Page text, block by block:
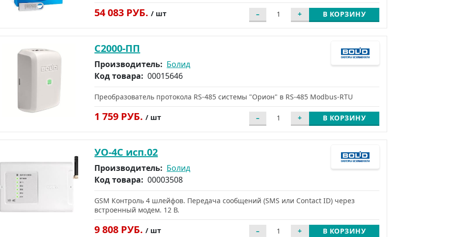
54 083 РУБ./ шт В КОРЗИНУ
С2000-ПП
Производитель: Болид
Код товара: 00015646
Преобразователь протокола RS-485 системы "Орион" в RS-485 Modbus-RTU
1 759 РУБ./ шт В КОРЗИНУ
УО-4С исп.02
Производитель: Болид
Код товара: 00003508
GSM Контроль 4 шлейфов. Передача сообщений (SMS или Contact ID) через
встроенный модем. 12 В.
9 808 РУБ./ шт В КОРЗИНУ